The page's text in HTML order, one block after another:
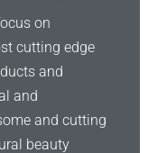
on
cutting edge
and
and
and cutting
beauty